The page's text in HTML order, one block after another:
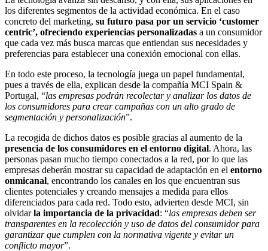
los diferentes segmentos de la actividad económica. En el caso
concreto del marketing, su futuro pasa por un servicio ‘customer
centric’, ofreciendo experiencias personalizadas a un consumidor
que cada vez más busca marcas que entiendan sus necesidades y
preferencias para establecer una conexión emocional con ellas.
En todo este proceso, la tecnología juega un papel fundamental,
pues a través de ella, explican desde la compañía MCI Spain &
Portugal, “las empresas podrán recolectar y analizar los datos de
los consumidores para crear campañas con un alto grado de
segmentación y personalización”.
La recogida de dichos datos es posible gracias al aumento de la
presencia de los consumidores en el entorno digital. Ahora, las
personas pasan mucho tiempo conectados a la red, por lo que las
empresas deberán mostrar su capacidad de adaptación en el entorno
onmicanal, encontrando los canales en los que encuentran sus
clientes potenciales y creando mensajes a medida para ellos
diferenciados para cada red. Todo esto, advierten desde MCI, sin
olvidarla importancia de la privacidad: “las empresas deben ser
transparentes en la recolección y uso de datos del consumidor para
garantizar que cumplen con la normativa vigente y evitar un
conflicto mayor”.